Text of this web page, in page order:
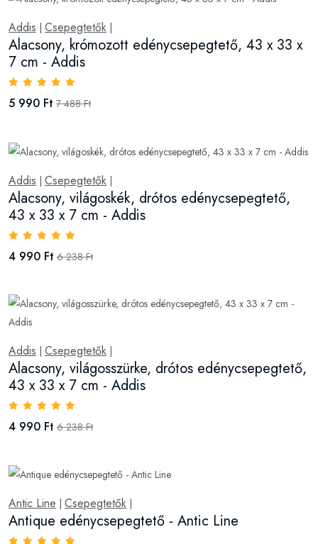
Addis | Csepegtetők |
Alacsony, krómozott edénycsepegtető, 43 x 33 x
7 cm - Addis
5 990 Ft 7 488 Ft
Addis | Csepegtetők |
Alacsony, világoskék, drótos edénycsepegtető,
43 x 33 x 7 cm - Addis
4 990 Ft 6 238 Ft
Addis | Csepegtetők |
Alacsony, világosszürke, drótos edénycsepegtető,
43 x 33 x 7 cm - Addis
4 990 Ft 6 238 Ft
Antic Line Csepegtetők
Antique edénycsepegtető - Antic Line